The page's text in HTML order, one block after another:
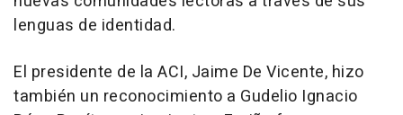
lenguas de identidad.
El presidente de la ACI, Jaime De Vicente, hizo
también un reconocimiento a Gudelio Ignacio